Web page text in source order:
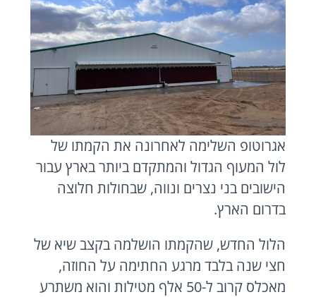
אגרוטופ השלימה לאחרונה את הקמתו של
לול המעוף הגדול והמתקדם ביותר בארץ עבור
הישובים בני נצרים ונווה, שבחולות חלוצה
בדרום הארץ.
הלול החדש, שהקמתו הושלמה בקצב שיא של
חצי שנה בלבד מרגע החתימה על החוזה,
מאכלס קרוב ל-50 אלף מטילות והוא משתרע